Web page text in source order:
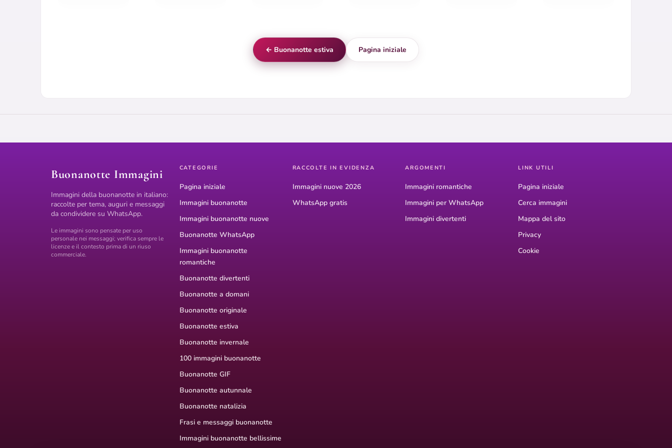
← Buonanotte estiva Pagina iniziale
Buonanotte Immagini
Immagini della buonanotte in italiano:
raccolte per tema, auguri e messaggi
da condividere su WhatsApp.
Le immagini sono pensate per uso
personale nei messaggi; verifica sempre le
licenze e il contesto prima di un riuso
commerciale.
CATEGORIE
Pagina iniziale
Immagini buonanotte
Immagini buonanotte nuove
Buonanotte WhatsApp
Immagini buonanotte
romantiche
Buonanotte divertenti
Buonanotte a domani
Buonanotte originale
Buonanotte estiva
Buonanotte invernale
100 immagini buonanotte
Buonanotte GIF
Buonanotte autunnale
Buonanotte natalizia
Frasi e messaggi buonanotte
Immagini buonanotte bellissime
RACCOLTE IN EVIDENZA
Immagini nuove 2026
WhatsApp gratis
ARGOMENTI
Immagini romantiche
Immagini per WhatsApp
Immagini divertenti
LINK UTILI
Pagina iniziale
Cerca immagini
Mappa del sito
Privacy
Cookie